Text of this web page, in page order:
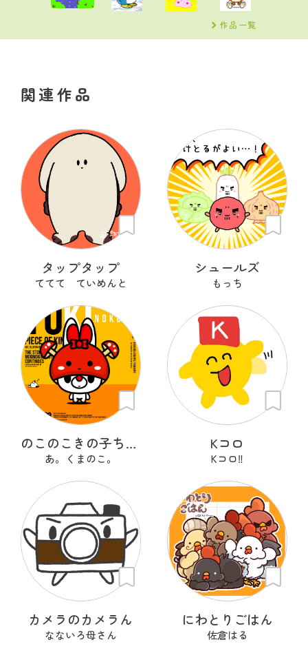
作品一覧
関連作品
タップタップ
ててて ていめんと
シュールズ
もっち
のこのこきの子ちゃん
あ。くまのこ。
Kコロ
Kコロ‼︎
カメラのカメラん
なないろ母さん
にわとりごはん
佐倉はる